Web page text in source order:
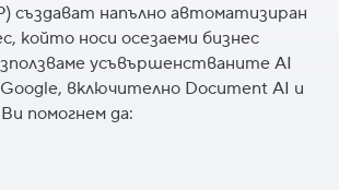
създават напълно автоматизиран
който носи осезаеми бизнес
усъвършенстваните AI
включително Document AI и
помогнем да: